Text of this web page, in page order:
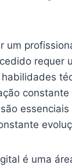
um
requer
é uma